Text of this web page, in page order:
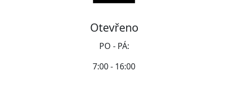
Otevřeno
PO - PÁ:
7:00 - 16:00